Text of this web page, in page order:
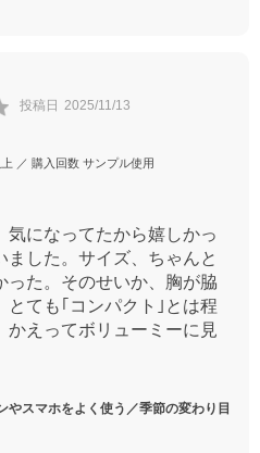
投稿日 2025/11/13
／ 購入回数 サンプル使用
気になってたから嬉しかっ
した。サイズ、ちゃんと
った。そのせいか、胸が脇
ても｢コンパクト｣とは程
かえってボリューミーに見
ッカリでした。1サイズ大
やスマホをよく使う／季節の変わり目